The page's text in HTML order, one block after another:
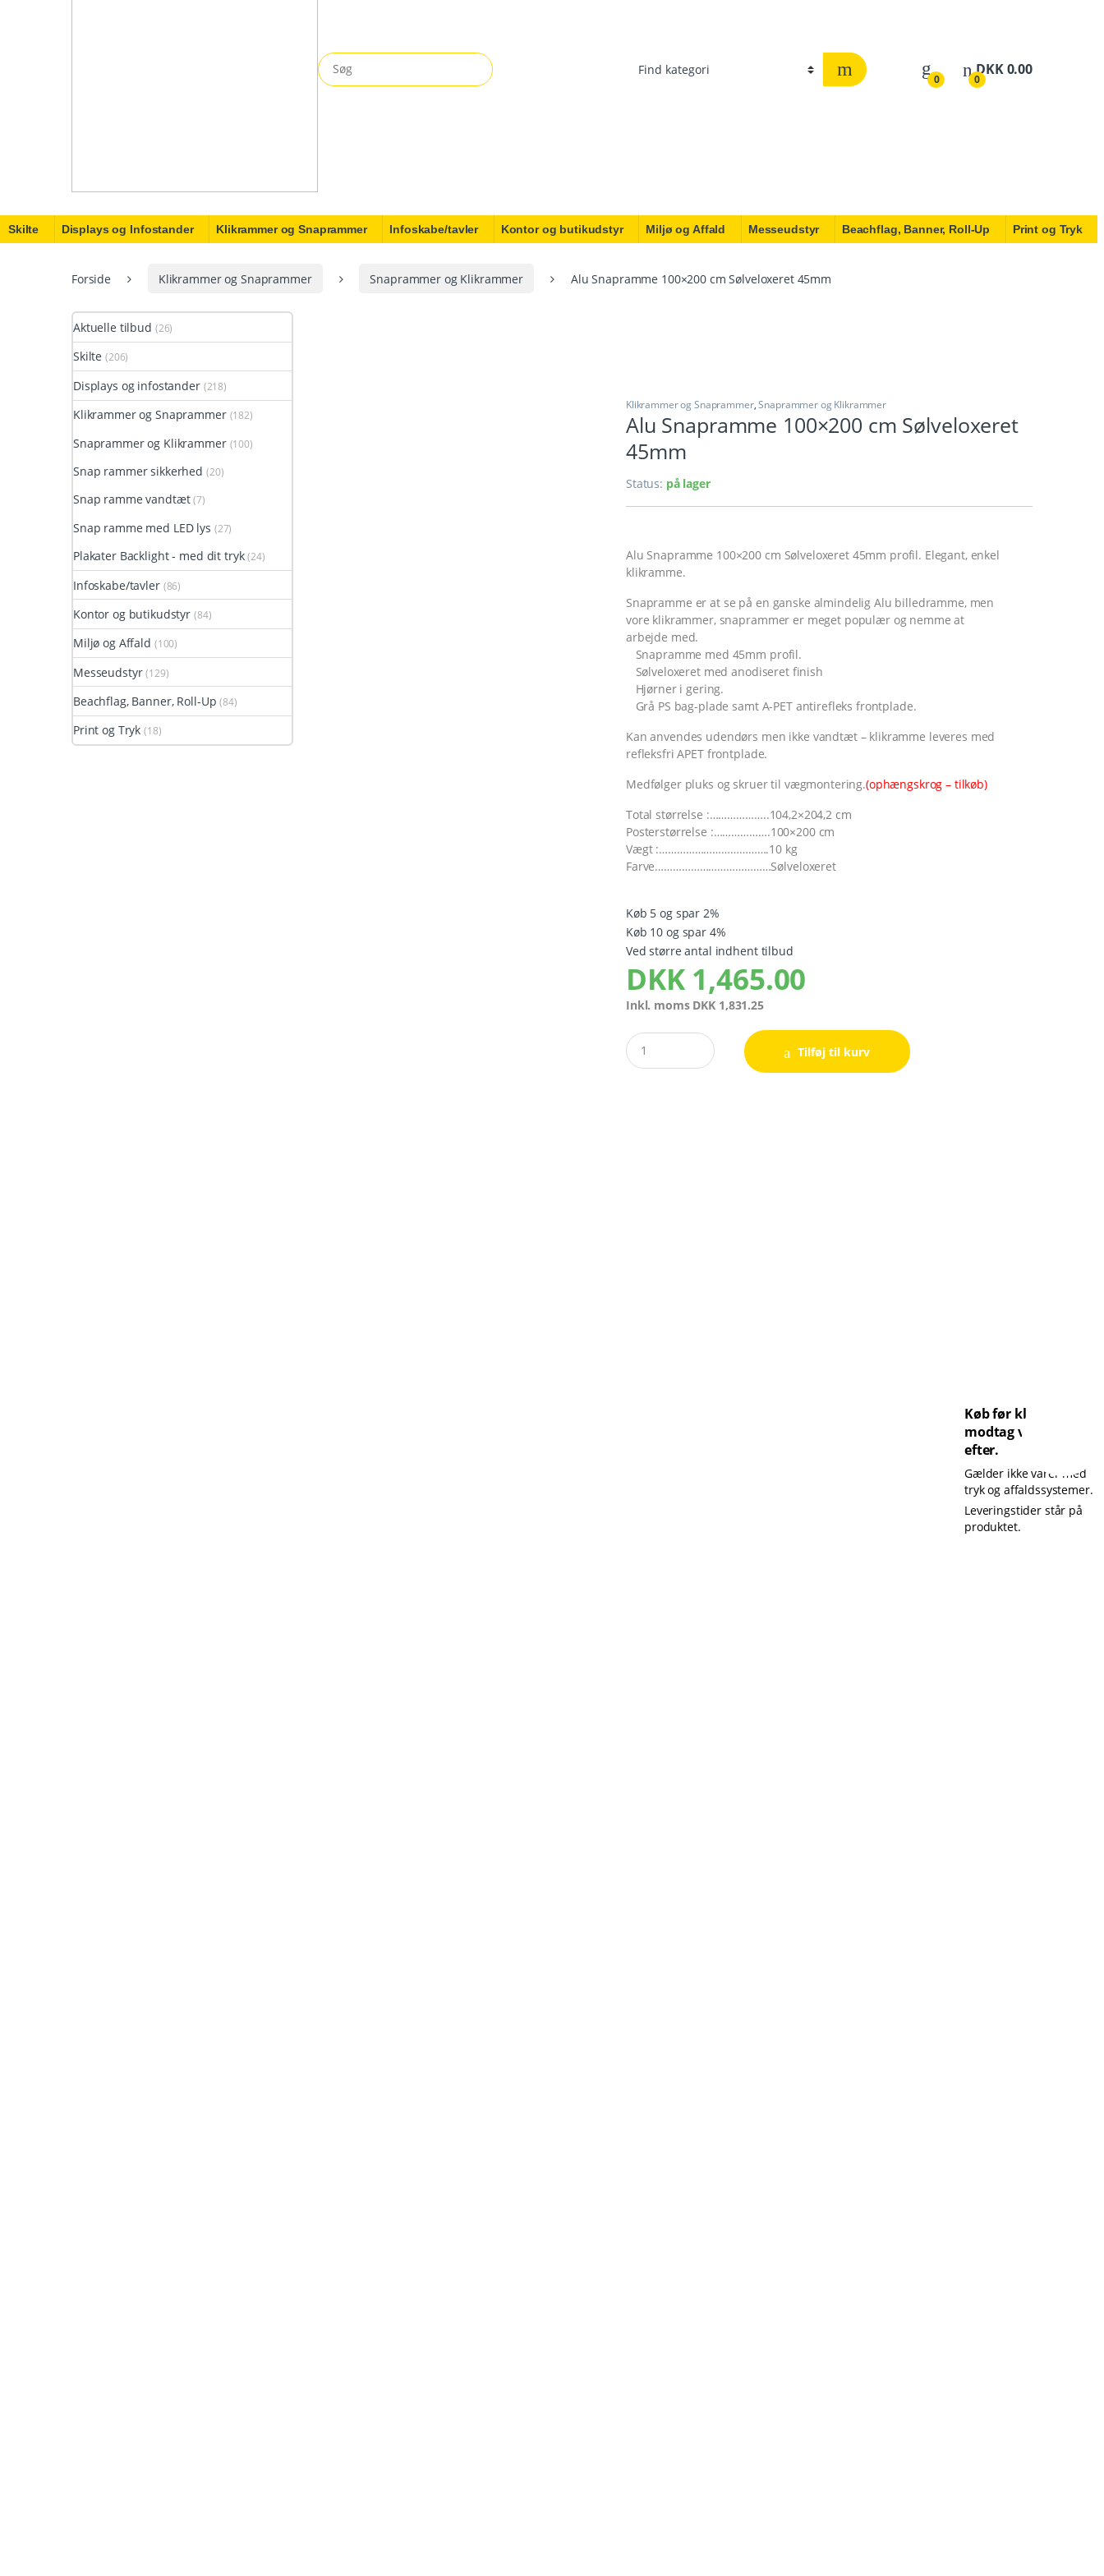
Search for:
0 0
DKK0.00
Skilte Displays og Infostander Klikrammer og Snaprammer Infoskabe/tavler Kontor og butikudstyr Miljø og Affald Messeudstyr Beachflag, Banner, Roll-Up Print og Tryk
Forside Klikrammer og Snaprammer Snaprammer og Klikrammer Alu Snapramme 100×200 cm Sølveloxeret 45mm
Klikrammer og Snaprammer,Snaprammer og Klikrammer
Alu Snapramme 100×200 cm Sølveloxeret
45mm
Status: på lager
Alu Snapramme 100×200 cm Sølveloxeret 45mm profil. Elegant, enkel
klikramme.
Snapramme er at se på en ganske almindelig Alu billedramme, men
vore klikrammer, snaprammer er meget populær og nemme at
arbejde med.
Snapramme med 45mm profil.
Sølveloxeret med anodiseret finish
Hjørner i gering.
Grå PS bag-plade samt A-PET antirefleks frontplade.
Kan anvendes udendørs men ikke vandtæt – klikramme leveres med
refleksfri APET frontplade.
Medfølger pluks og skruer til vægmontering.(ophængskrog – tilkøb)
Total størrelse :………………..104,2×204,2 cm
Posterstørrelse :……………….100×200 cm
Vægt :……………………………….10 kg
Farve…………………………………Sølveloxeret
Køb 5 og spar 2%
Køb 10 og spar 4%
Ved større antal indhent tilbud
DKK1,465.00
Inkl. moms DKK 1,831.25
Quantity
Tilføj til kurv
Aktuelle tilbud (26)
Skilte (206)
Displays og infostander (218)
Klikrammer og Snaprammer (182)
Snaprammer og Klikrammer (100)
Snap rammer sikkerhed (20)
Snap ramme vandtæt (7)
Snap ramme med LED lys (27)
Plakater Backlight - med dit tryk (24)
Infoskabe/tavler (86)
Kontor og butikudstyr (84)
Miljø og Affald (100)
Messeudstyr (129)
Beachflag, Banner, Roll-Up (84)
Print og Tryk (18)
Køb før kl. 14 og
modtag varen dagen
efter.
Gælder ikke varer med
tryk og affaldssystemer.
Leveringstider står på
produktet.